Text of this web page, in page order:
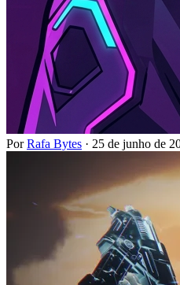
PorRafa Bytes · 25 de junho de